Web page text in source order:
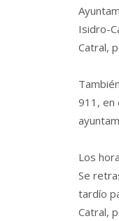
Isidro-
Catral,
911, en
Los
Se
tardío
Catral,